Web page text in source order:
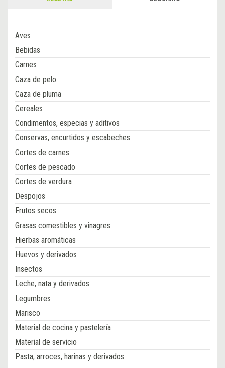
Aves
Bebidas
Carnes
Caza de pelo
Caza de pluma
Cereales
Condimentos, especias y aditivos
Conservas, encurtidos y escabeches
Cortes de carnes
Cortes de pescado
Cortes de verdura
Despojos
Frutos secos
Grasas comestibles y vinagres
Hierbas aromáticas
Huevos y derivados
Insectos
Leche, nata y derivados
Legumbres
Marisco
Material de cocina y pastelería
Material de servicio
Pasta, arroces, harinas y derivados